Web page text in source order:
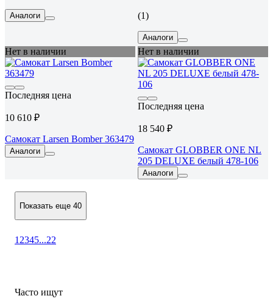
Аналоги (1)
Аналоги
Нет в наличии
Последняя цена
10 610 ₽
Самокат Larsen Bomber 363479
Аналоги
Нет в наличии
Последняя цена
18 540 ₽
Самокат GLOBBER ONE NL
205 DELUXE белый 478-106
Аналоги
Показать еще 40
1 2345...22
Часто ищут